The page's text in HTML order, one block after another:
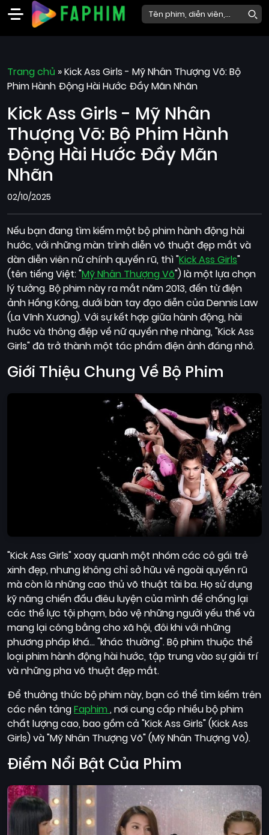
Phim
Mới
Phim
Lẻ
Phim
Bộ
Chiếu
Rạp
Thể
loại
Quốc
Gia
Blog
Bộ
tập
Trang chủ »Kick Ass Girls - Mỹ Nhân Thượng Võ: Bộ
Phim Hành Động Hài Hước Đầy Mãn Nhãn
Kick Ass Girls - Mỹ Nhân
Thượng Võ: Bộ Phim Hành
Động Hài Hước Đầy Mãn
Nhãn
02/10/2025
Nếu bạn đang tìm kiếm một bộ phim hành động hài
hước, với những màn trình diễn võ thuật đẹp mắt và
dàn diễn viên nữ chính quyến rũ, thì "Kick Ass Girls"
(tên tiếng Việt: "Mỹ Nhân Thượng Võ") là một lựa chọn
lý tưởng. Bộ phim này ra mắt năm 2013, đến từ điện
ảnh Hồng Kông, dưới bàn tay đạo diễn của Dennis Law
(La Vĩnh Xương). Với sự kết hợp giữa hành động, hài
hước và thông điệp về nữ quyền nhẹ nhàng, "Kick Ass
Girls" đã trở thành một tác phẩm điện ảnh đáng nhớ.
Giới Thiệu Chung Về Bộ Phim
"Kick Ass Girls" xoay quanh một nhóm các cô gái trẻ
xinh đẹp, nhưng không chỉ sở hữu vẻ ngoài quyến rũ
mà còn là những cao thủ võ thuật tài ba. Họ sử dụng
kỹ năng chiến đấu điêu luyện của mình để chống lại
các thế lực tội phạm, bảo vệ những người yếu thế và
mang lại công bằng cho xã hội, đôi khi với những
phương pháp khá... "khác thường". Bộ phim thuộc thể
loại phim hành động hài hước, tập trung vào sự giải trí
và những pha võ thuật đẹp mắt.
Để thưởng thức bộ phim này, bạn có thể tìm kiếm trên
các nền tảngFaphim, nơi cung cấp nhiều bộ phim
chất lượng cao, bao gồm cả "Kick Ass Girls" (Kick Ass
Girls) và "Mỹ Nhân Thượng Võ" (Mỹ Nhân Thượng Võ).
Điểm Nổi Bật Của Phim